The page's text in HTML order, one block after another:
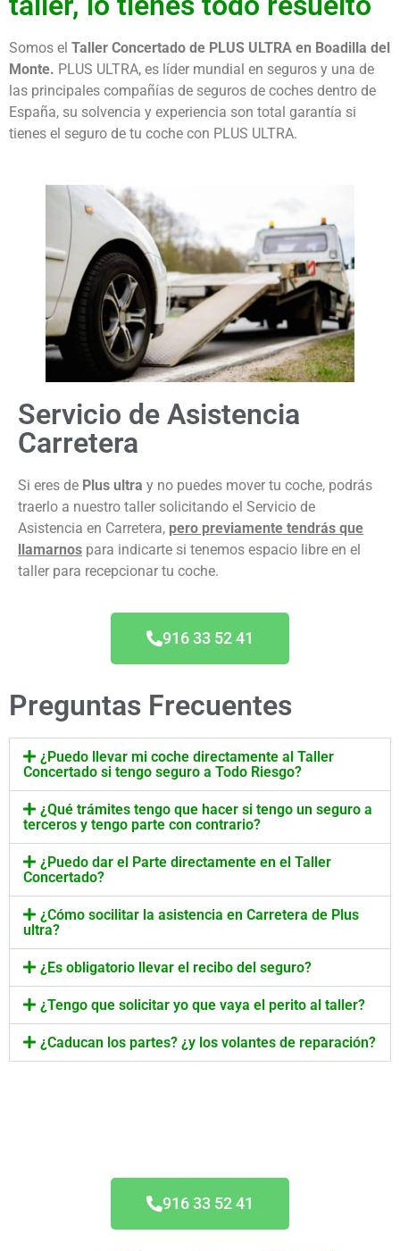
Somos el Taller Concertado de PLUS ULTRA en Boadilla del
Monte. PLUS ULTRA, es líder mundial en seguros y una de
las principales compañías de seguros de coches dentro de
España, su solvencia y experiencia son total garantía si
tienes el seguro de tu coche con PLUS ULTRA.
Servicio de Asistencia
Carretera
Si eres de Plus ultra y no puedes mover tu coche, podrás
traerlo a nuestro taller solicitando el Servicio de
Asistencia en Carretera, pero previamente tendrás que
llamarnos para indicarte si tenemos espacio libre en el
taller para recepcionar tu coche.
916 33 52 41
Preguntas Frecuentes
¿Puedo llevar mi coche directamente al Taller
Concertado si tengo seguro a Todo Riesgo?
¿Qué trámites tengo que hacer si tengo un seguro a
terceros y tengo parte con contrario?
¿Puedo dar el Parte directamente en el Taller
Concertado?
¿Cómo socilitar la asistencia en Carretera de Plus
ultra?
¿Es obligatorio llevar el recibo del seguro?
¿Tengo que solicitar yo que vaya el perito al taller?
¿Caducan los partes? ¿y los volantes de reparación?
916 33 52 41